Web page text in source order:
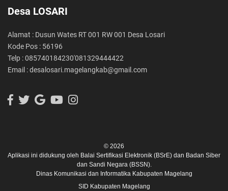
Desa LOSARI
Alamat : Dusun Wates RT 001 RW 001 Desa Losari
Kode Pos : 56196
Telp : 085740184230'081329444422
Email : desalosari.magelangkab@gmail.com
© 2026
Aplikasi ini didukung oleh Balai Sertifikasi Elektronik (BSrE) dan Badan Siber
dan Sandi Negara (BSSN).
Dinas Komunikasi dan Informatika Kabupaten Magelang
SID Kabupaten Magelang